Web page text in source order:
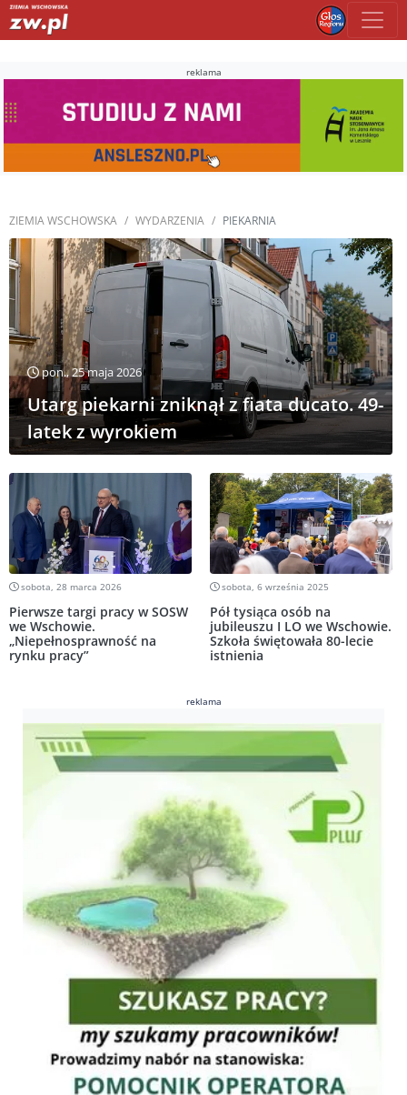
reklama
ZIEMIA WSCHOWSKA WYDARZENIA PIEKARNIA
pon., 25 maja 2026
Utarg piekarni zniknął z fiata ducato. 49-
latek z wyrokiem
sobota, 28 marca 2026
Pierwsze targi pracy w SOSW
we Wschowie.
„Niepełnosprawność na
rynku pracy”
sobota, 6 września 2025
Pół tysiąca osób na
jubileuszu I LO we Wschowie.
Szkoła świętowała 80-lecie
istnienia
reklama